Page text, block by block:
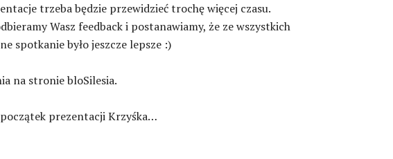
trzeba będzie przewidzieć trochę więcej czasu.
Wasz feedback i postanawiamy, że ze wszystkich
spotkanie było jeszcze lepsze :)
na stronie bloSilesia.
prezentacji Krzyśka…